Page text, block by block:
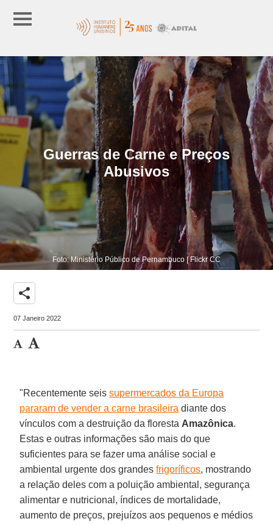
Guerras de Carne e Preços
Abusivos
Foto: Ministério Público de Pernambuco | Flickr CC
share
07 Janeiro 2022
"Recentemente seissupermercados da Europa
pararam de vender a carne brasileira diante dos
vínculos com a destruição da floresta Amazônica.
Estas e outras informações são mais do que
suficientes para se fazer uma análise social e
ambiental urgente dos grandesfrigoríficos, mostrando
a relação deles com a poluição ambiental, segurança
alimentar e nutricional, índices de mortalidade,
aumento de preços, prejuízos aos pequenos e médios